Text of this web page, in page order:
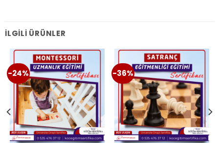
İLGILI ÜRÜNLER
-24% -36%